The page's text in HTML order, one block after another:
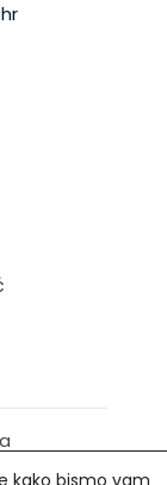
kako bismo vam